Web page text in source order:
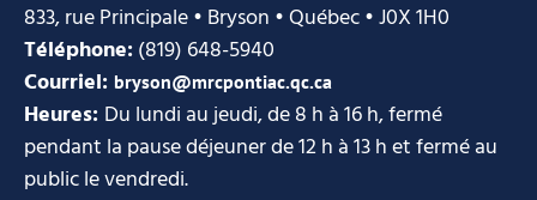
833, rue Principale • Bryson • Québec • J0X 1H0
Téléphone:(819) 648-5940
Courriel: bryson@mrcpontiac.qc.ca
Heures: Du lundi au jeudi, de 8 h à 16 h, fermé
pendant la pause déjeuner de 12 h à 13 h et fermé au
public le vendredi.